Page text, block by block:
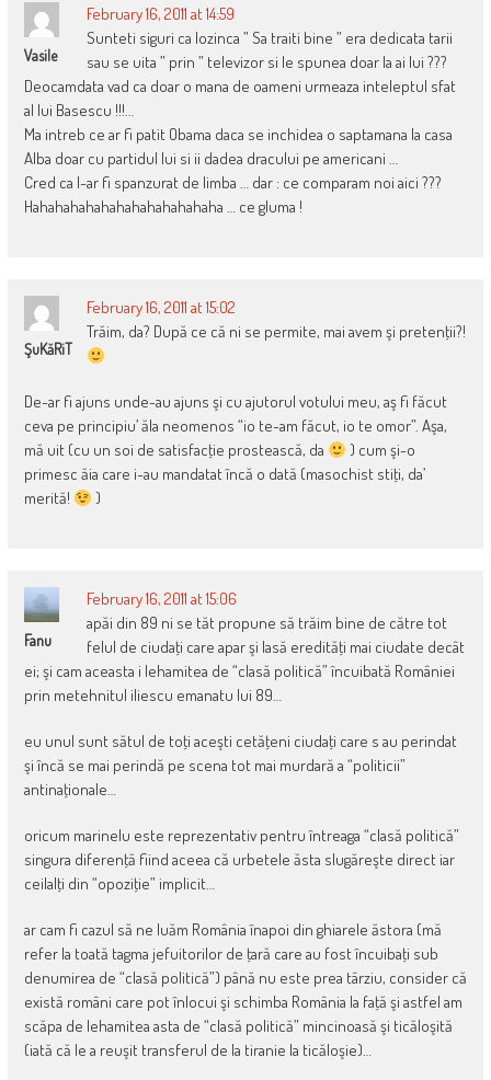
Vasile
February 16, 2011 at 14:59
Sunteti siguri ca lozinca ” Sa traiti bine ” era dedicata tarii
sau se uita ” prin ” televizor si le spunea doar la ai lui ???
Deocamdata vad ca doar o mana de oameni urmeaza inteleptul sfat
al lui Basescu !!!…
Ma intreb ce ar fi patit Obama daca se inchidea o saptamana la casa
Alba doar cu partidul lui si ii dadea dracului pe americani …
Cred ca l-ar fi spanzurat de limba … dar : ce comparam noi aici ???
Hahahahahahahahahahahahaha … ce gluma !
ŞuKăRiT
February 16, 2011 at 15:02
Trăim, da? După ce că ni se permite, mai avem şi pretenţii?!
De-ar fi ajuns unde-au ajuns şi cu ajutorul votului meu, aş fi făcut
ceva pe principiu’ ăla neomenos “io te-am făcut, io te omor”. Aşa,
mă uit (cu un soi de satisfacţie prostească, da
) cum şi-o
primesc ăia care i-au mandatat încă o dată (masochist stiţi, da’
merită!
)
Fanu
February 16, 2011 at 15:06
apăi din 89 ni se tăt propune să trăim bine de către tot
felul de ciudaţi care apar şi lasă eredităţi mai ciudate decât
ei; şi cam aceasta i lehamitea de “clasă politică” încuibată României
prin metehnitul iliescu emanatu lui 89…
eu unul sunt sătul de toţi aceşti cetăţeni ciudaţi care s au perindat
şi încă se mai perindă pe scena tot mai murdară a “politicii”
antinaţionale…
oricum marinelu este reprezentativ pentru întreaga “clasă politică”
singura diferenţă fiind aceea că urbetele ăsta slugăreşte direct iar
ceilalţi din “opoziţie” implicit…
ar cam fi cazul să ne luăm România înapoi din ghiarele ăstora (mă
refer la toată tagma jefuitorilor de ţară care au fost încuibaţi sub
denumirea de “clasă politică”) până nu este prea târziu, consider că
există români care pot înlocui şi schimba România la faţă şi astfel am
scăpa de lehamitea asta de “clasă politică” mincinoasă şi ticăloşită
(iată că le a reuşit transferul de la tiranie la ticăloşie)…